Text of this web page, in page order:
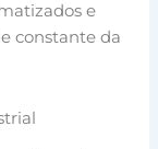
e
constante da